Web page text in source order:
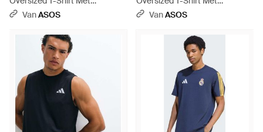
Contrasterende Stiksels - Wit
VanASOS
Contrasterende Stiksels -
VanASOS